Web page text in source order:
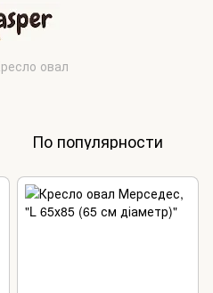
овал
По популярности